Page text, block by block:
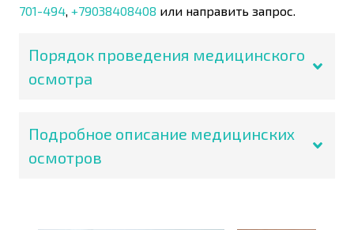
701-494, +79038408408 или направить запрос.
Порядок проведения медицинского
осмотра
Подробное описание медицинских
осмотров